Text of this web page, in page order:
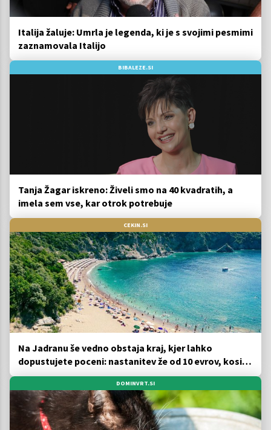
Italija žaluje: Umrla je legenda, ki je s svojimi pesmimi
zaznamovala Italijo
BIBALEZE.SI
Tanja Žagar iskreno: Živeli smo na 40 kvadratih, a
imela sem vse, kar otrok potrebuje
CEKIN.SI
Na Jadranu še vedno obstaja kraj, kjer lahko
dopustujete poceni: nastanitev že od 10 evrov, kosilo
za pet evrov
DOMINVRT.SI